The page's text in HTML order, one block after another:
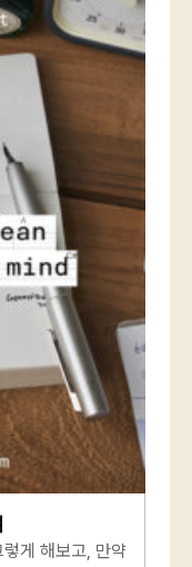
게 해보고, 만약